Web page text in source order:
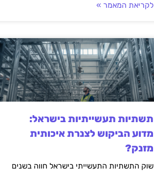
לקריאת המאמר »
תשתיות תעשייתיות בישראל:
מדוע הביקוש לצנרת איכותית
מזנק?
שוק התשתיות התעשייתי בישראל חווה בשנים